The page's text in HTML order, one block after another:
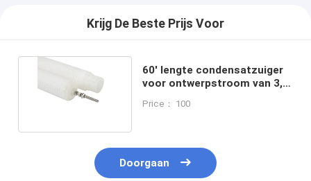
Krijg De Beste Prijs Voor
60' lengte condensatzuiger
voor ontwerpstroom van 3,5
Price： 100
Doorgaan